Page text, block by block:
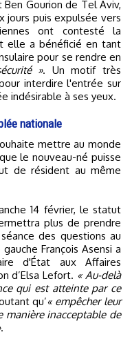
Gourion de Tel Aviv,
puis expulsée vers
ont contesté la
elle a bénéficié en tant
pour se rendre en
». Un motif très
interdire l'entrée sur
indésirable à ses yeux.
nationale
le nouveau-né puisse
de résident au même
14 février, le statut
plus de prendre
des questions au
François Asensi a
d'État aux Affaires
d’Elsa Lefort. « Au-delà
qui est atteinte par ce
qu’« empêcher leur
manière inacceptable de
.